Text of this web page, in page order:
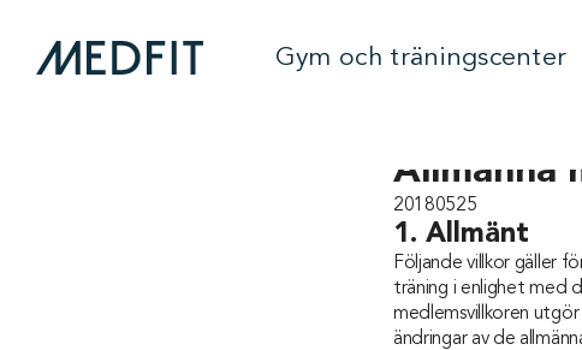
Gym och träningscenter
Allmänna
20180525
1. Allmänt
Följande villkor gäller
träning i enlighet med
medlemsvillkoren
ändringar av de